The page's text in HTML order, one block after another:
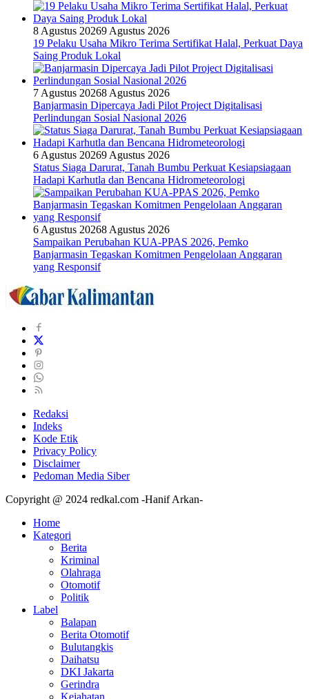
8 Agustus 20269 Agustus 2026
19 Pelaku Usaha Mikro Terima Sertifikat Halal, Perkuat Daya
Saing Produk Lokal
7 Agustus 20268 Agustus 2026
Banjarmasin Dipercaya Jadi Pilot Project Digitalisasi
Perlindungan Sosial Nasional 2026
6 Agustus 20269 Agustus 2026
Status Siaga Darurat, Tanah Bumbu Perkuat Kesiapsiagaan
Hadapi Karhutla dan Bencana Hidrometeorologi
6 Agustus 20268 Agustus 2026
Sampaikan Perubahan KUA-PPAS 2026, Pemko
Banjarmasin Tegaskan Komitmen Pengelolaan Anggaran
yang Responsif
Redaksi
Indeks
Kode Etik
Privacy Policy
Disclaimer
Pedoman Media Siber
Copyright @ 2024 redkal.com -Hanif Arkan-
Home
Kategori
Berita
Kriminal
Olahraga
Otomotif
Politik
Label
Balapan
Berita Otomotif
Bulutangkis
Daihatsu
DKI Jakarta
Gerindra
Kejahatan